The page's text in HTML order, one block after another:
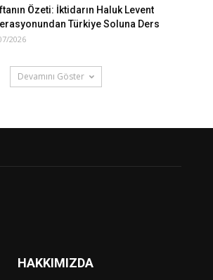
Özeti: İktidarın Haluk Levent
Türkiye Soluna Ders
2026
Devamını Göster
HAKKIMIZDA